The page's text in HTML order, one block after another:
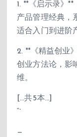
1. **《启示录》
产品管理经典，
适合入门到进阶
2. **《精益创业
创业方法论，影
维。
[…共5本…]
“`
—